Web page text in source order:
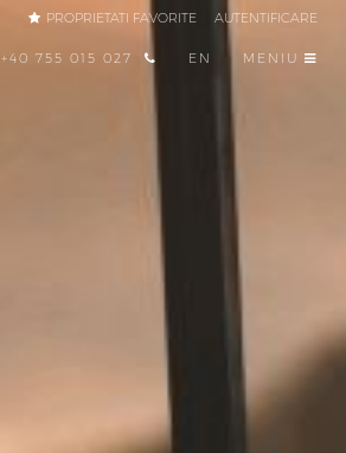
PROPRIETATI FAVORITE AUTENTIFICARE
+40 755 015 027 EN MENIU